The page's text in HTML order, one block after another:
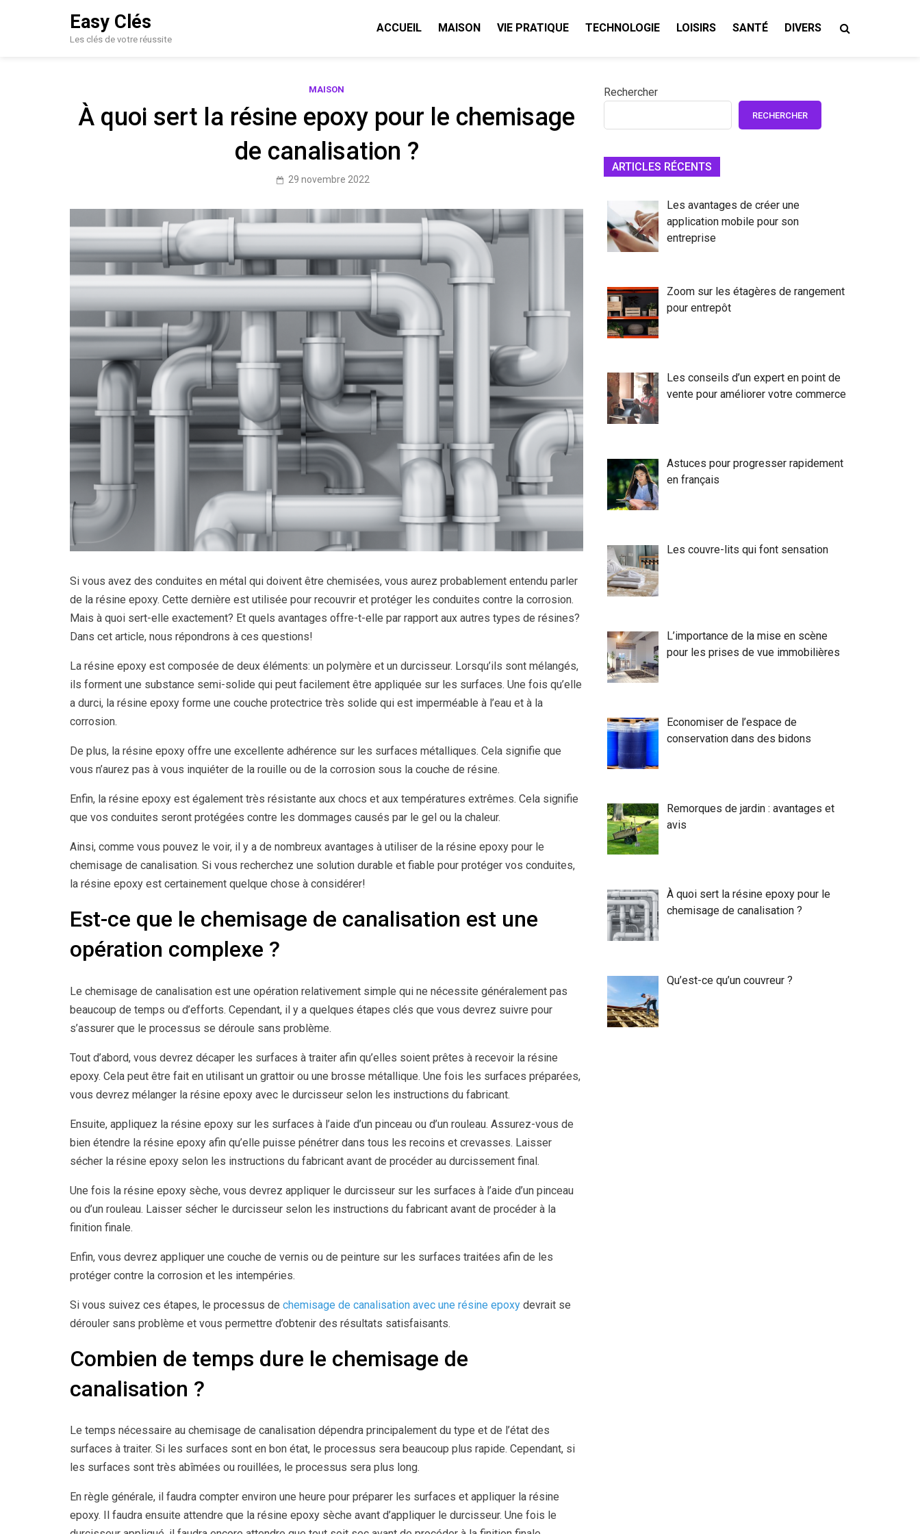
Easy Clés
Les clés de votre réussite
ACCUEIL MAISON VIE PRATIQUE TECHNOLOGIE LOISIRS SANTÉ DIVERS
MAISON
À quoi sert la résine epoxy pour le chemisage
de canalisation ?
29 novembre 2022
Si vous avez des conduites en métal qui doivent être chemisées, vous aurez probablement entendu parler
de la résine epoxy. Cette dernière est utilisée pour recouvrir et protéger les conduites contre la corrosion.
Mais à quoi sert-elle exactement? Et quels avantages offre-t-elle par rapport aux autres types de résines?
Dans cet article, nous répondrons à ces questions!
La résine epoxy est composée de deux éléments: un polymère et un durcisseur. Lorsqu’ils sont mélangés,
ils forment une substance semi-solide qui peut facilement être appliquée sur les surfaces. Une fois qu’elle
a durci, la résine epoxy forme une couche protectrice très solide qui est imperméable à l’eau et à la
corrosion.
De plus, la résine epoxy offre une excellente adhérence sur les surfaces métalliques. Cela signifie que
vous n’aurez pas à vous inquiéter de la rouille ou de la corrosion sous la couche de résine.
Enfin, la résine epoxy est également très résistante aux chocs et aux températures extrêmes. Cela signifie
que vos conduites seront protégées contre les dommages causés par le gel ou la chaleur.
Ainsi, comme vous pouvez le voir, il y a de nombreux avantages à utiliser de la résine epoxy pour le
chemisage de canalisation. Si vous recherchez une solution durable et fiable pour protéger vos conduites,
la résine epoxy est certainement quelque chose à considérer!
Est-ce que le chemisage de canalisation est une
opération complexe ?
Le chemisage de canalisation est une opération relativement simple qui ne nécessite généralement pas
beaucoup de temps ou d’efforts. Cependant, il y a quelques étapes clés que vous devrez suivre pour
s’assurer que le processus se déroule sans problème.
Tout d’abord, vous devrez décaper les surfaces à traiter afin qu’elles soient prêtes à recevoir la résine
epoxy. Cela peut être fait en utilisant un grattoir ou une brosse métallique. Une fois les surfaces préparées,
vous devrez mélanger la résine epoxy avec le durcisseur selon les instructions du fabricant.
Ensuite, appliquez la résine epoxy sur les surfaces à l’aide d’un pinceau ou d’un rouleau. Assurez-vous de
bien étendre la résine epoxy afin qu’elle puisse pénétrer dans tous les recoins et crevasses. Laisser
sécher la résine epoxy selon les instructions du fabricant avant de procéder au durcissement final.
Une fois la résine epoxy sèche, vous devrez appliquer le durcisseur sur les surfaces à l’aide d’un pinceau
ou d’un rouleau. Laisser sécher le durcisseur selon les instructions du fabricant avant de procéder à la
finition finale.
Enfin, vous devrez appliquer une couche de vernis ou de peinture sur les surfaces traitées afin de les
protéger contre la corrosion et les intempéries.
Si vous suivez ces étapes, le processus de chemisage de canalisation avec une résine epoxy devrait se
dérouler sans problème et vous permettre d’obtenir des résultats satisfaisants.
Combien de temps dure le chemisage de
canalisation ?
Le temps nécessaire au chemisage de canalisation dépendra principalement du type et de l’état des
surfaces à traiter. Si les surfaces sont en bon état, le processus sera beaucoup plus rapide. Cependant, si
les surfaces sont très abîmées ou rouillées, le processus sera plus long.
En règle générale, il faudra compter environ une heure pour préparer les surfaces et appliquer la résine
epoxy. Il faudra ensuite attendre que la résine epoxy sèche avant d’appliquer le durcisseur. Une fois le
Rechercher
RECHERCHER
ARTICLES RÉCENTS
Les avantages de créer une
application mobile pour son
entreprise
Zoom sur les étagères de rangement
pour entrepôt
Les conseils d’un expert en point de
vente pour améliorer votre commerce
Astuces pour progresser rapidement
en français
Les couvre-lits qui font sensation
L’importance de la mise en scène
pour les prises de vue immobilières
Economiser de l’espace de
conservation dans des bidons
Remorques de jardin : avantages et
avis
À quoi sert la résine epoxy pour le
chemisage de canalisation ?
Qu’est-ce qu’un couvreur ?